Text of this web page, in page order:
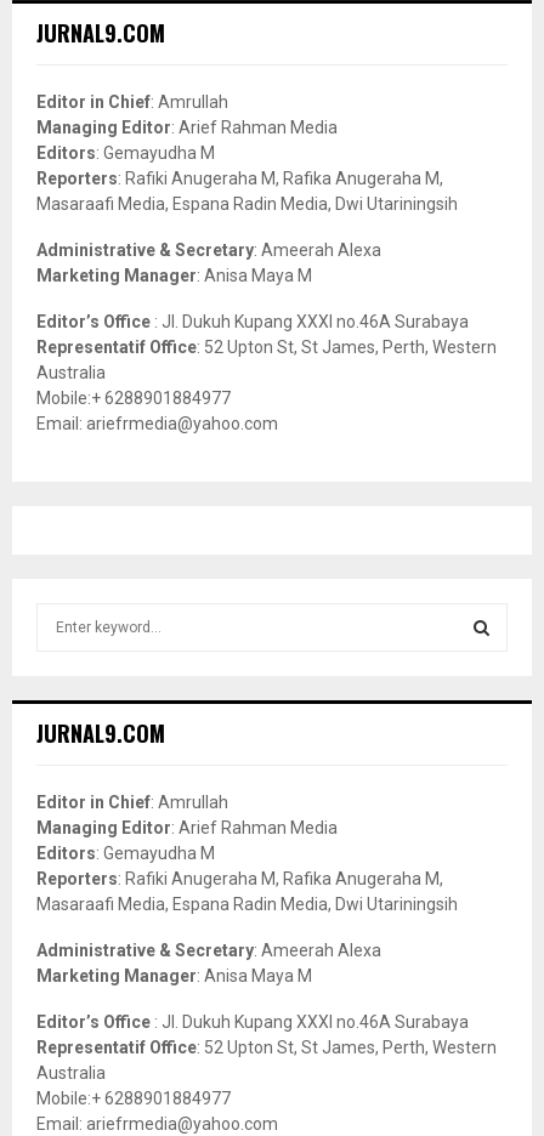
h
o
r
:
JURNAL9.COM
Editor in Chief: Amrullah
Managing Editor: Arief Rahman Media
Editors: Gemayudha M
Reporters: Rafiki Anugeraha M, Rafika Anugeraha M,
Masaraafi Media, Espana Radin Media, Dwi Utariningsih
Administrative & Secretary: Ameerah Alexa
Marketing Manager: Anisa Maya M
Editor’s Office : Jl. Dukuh Kupang XXXI no.46A Surabaya
Representatif Office: 52 Upton St, St James, Perth, Western
Australia
Mobile:+ 6288901884977
Email: ariefrmedia@yahoo.com
h
o
r
:
JURNAL9.COM
Editor in Chief: Amrullah
Managing Editor: Arief Rahman Media
Editors: Gemayudha M
Reporters: Rafiki Anugeraha M, Rafika Anugeraha M,
Masaraafi Media, Espana Radin Media, Dwi Utariningsih
Administrative & Secretary: Ameerah Alexa
Marketing Manager: Anisa Maya M
Editor’s Office : Jl. Dukuh Kupang XXXI no.46A Surabaya
Representatif Office: 52 Upton St, St James, Perth, Western
Australia
Mobile:+ 6288901884977
Email: ariefrmedia@yahoo.com